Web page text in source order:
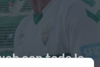
con toda la